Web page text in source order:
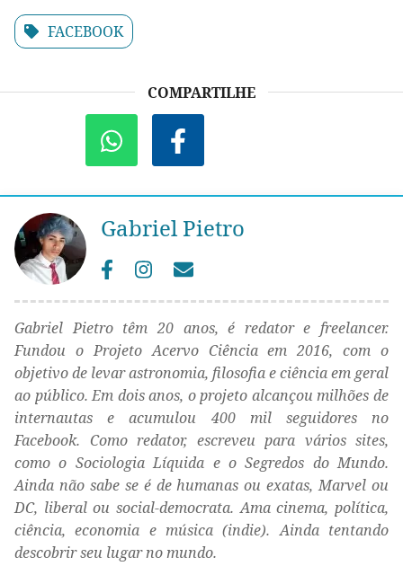
FACEBOOK
COMPARTILHE
Gabriel Pietro
Gabriel Pietro têm 20 anos, é redator e freelancer.
Fundou o Projeto Acervo Ciência em 2016, com o
objetivo de levar astronomia, filosofia e ciência em geral
ao público. Em dois anos, o projeto alcançou milhões de
internautas e acumulou 400 mil seguidores no
Facebook. Como redator, escreveu para vários sites,
como o Sociologia Líquida e o Segredos do Mundo.
Ainda não sabe se é de humanas ou exatas, Marvel ou
DC, liberal ou social-democrata. Ama cinema, política,
ciência, economia e música (indie). Ainda tentando
descobrir seu lugar no mundo.